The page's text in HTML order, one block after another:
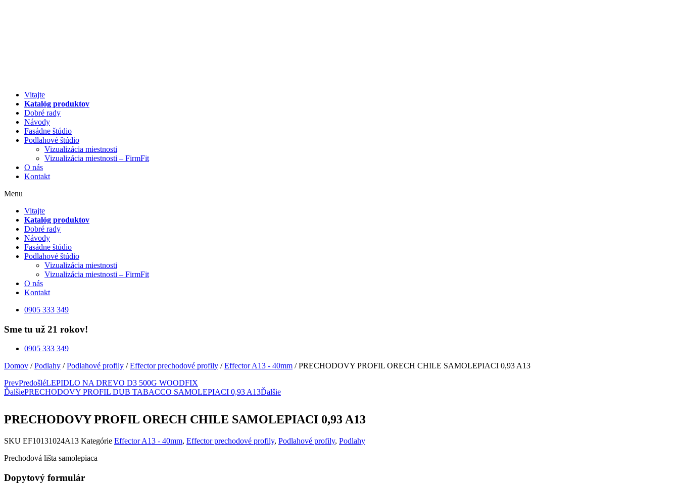
Vitajte
Katalóg produktov
Dobré rady
Návody
Fasádne štúdio
Podlahové štúdio
Vizualizácia miestnosti
Vizualizácia miestnosti – FirmFit
O nás
Kontakt
Menu
Vitajte
Katalóg produktov
Dobré rady
Návody
Fasádne štúdio
Podlahové štúdio
Vizualizácia miestnosti
Vizualizácia miestnosti – FirmFit
O nás
Kontakt
0905 333 349
Sme tu už 21 rokov!
0905 333 349
Domov /Podlahy /Podlahové profily /Effector prechodové profily /Effector A13 - 40mm / PRECHODOVY PROFIL ORECH CHILE SAMOLEPIACI 0,93 A13
PrevPredošléLEPIDLO NA DREVO D3 500G WOODFIX
ĎalšiePRECHODOVY PROFIL DUB TABACCO SAMOLEPIACI 0,93 A13Ďalšie
PRECHODOVY PROFIL ORECH CHILE SAMOLEPIACI 0,93 A13
SKU EF10131024A13 Kategórie Effector A13 - 40mm, Effector prechodové profily, Podlahové profily, Podlahy
Prechodová lišta samolepiaca
Dopytový formulár